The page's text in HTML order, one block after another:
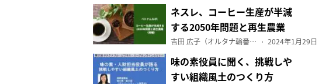
ネスレ、コーヒー生産が半減
する2050年問題と再生農業
（前編）
吉田 広子（オルタナ輪番編集長） 2024年1月29日
味の素役員に聞く、挑戦しや
すい組織風土のつくり方